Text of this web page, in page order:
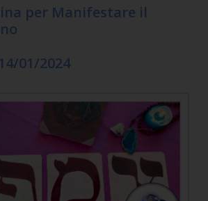
per Manifestare il
01/2024